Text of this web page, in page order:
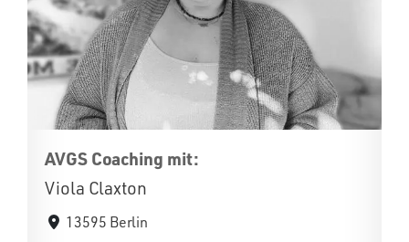
AVGS Coaching mit:
Viola Claxton
13595 Berlin